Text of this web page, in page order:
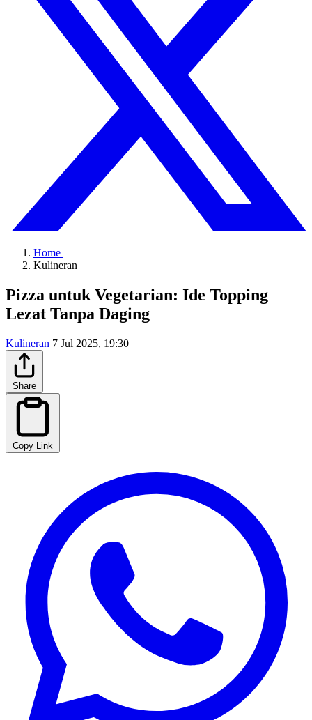
Home
Kulineran
Pizza untuk Vegetarian: Ide Topping
Lezat Tanpa Daging
Kulineran 7 Jul 2025, 19:30
Share
Copy Link